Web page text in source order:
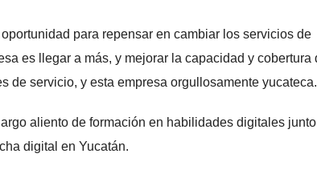
para repensar en cambiar los servicios de
es llegar a más, y mejorar la capacidad y cobertura
de servicio, y esta empresa orgullosamente yucateca.
aliento de formación en habilidades digitales
digital en Yucatán.